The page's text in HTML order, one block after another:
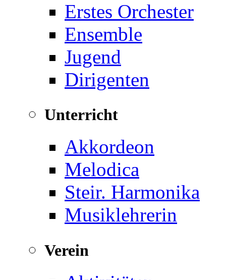
Erstes Orchester
Ensemble
Jugend
Dirigenten
Unterricht
Akkordeon
Melodica
Steir. Harmonika
Musiklehrerin
Verein